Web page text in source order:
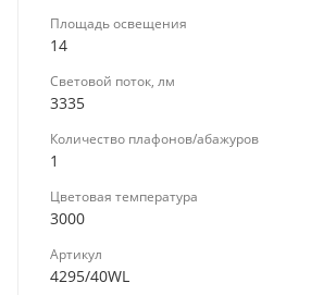
Площадь освещения
14
Световой поток, лм
3335
Количество плафонов/абажуров
1
Цветовая температура
3000
Артикул
4295/40WL